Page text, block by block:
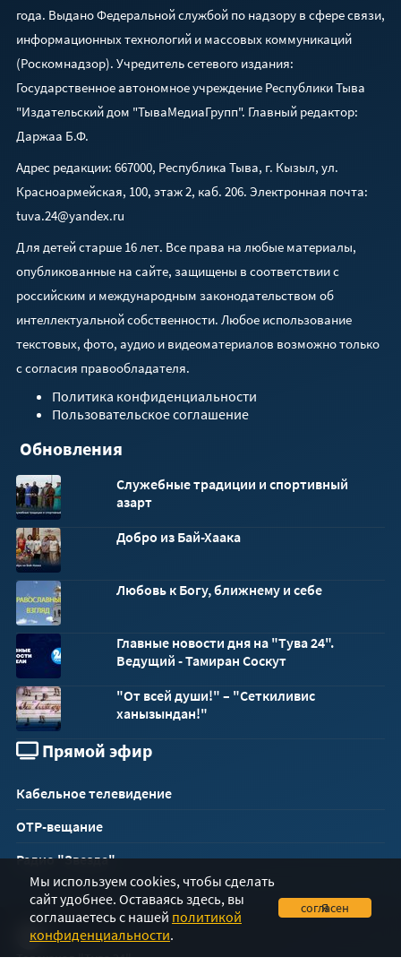
года. Выдано Федеральной службой по надзору в сфере связи,
информационных технологий и массовых коммуникаций
(Роскомнадзор). Учредитель сетевого издания:
Государственное автономное учреждение Республики Тыва
"Издательский дом "ТываМедиаГрупп". Главный редактор:
Даржаа Б.Ф.
Адрес редакции: 667000, Республика Тыва, г. Кызыл, ул.
Красноармейская, 100, этаж 2, каб. 206. Электронная почта:
tuva.24@yandex.ru
Для детей старше 16 лет. Все права на любые материалы,
опубликованные на сайте, защищены в соответствии с
российским и международным законодательством об
интеллектуальной собственности. Любое использование
текстовых, фото, аудио и видеоматериалов возможно только
с согласия правообладателя.
Политика конфиденциальности
Пользовательское соглашение
Обновления
Служебные традиции и спортивный
азарт
Добро из Бай-Хаака
Любовь к Богу, ближнему и себе
Главные новости дня на "Тува 24".
Ведущий - Тамиран Соскут
"От всей души!" – "Сеткиливис
ханызындан!"
Прямой эфир
Кабельное телевидение
ОТР-вещание
Радио "Звезда"
Телеканал "Тува 24"
Мы используем cookies, чтобы сделать
сайт удобнее. Оставаясь здесь, вы
соглашаетесь с нашей политикой
конфиденциальности.
Я согласен